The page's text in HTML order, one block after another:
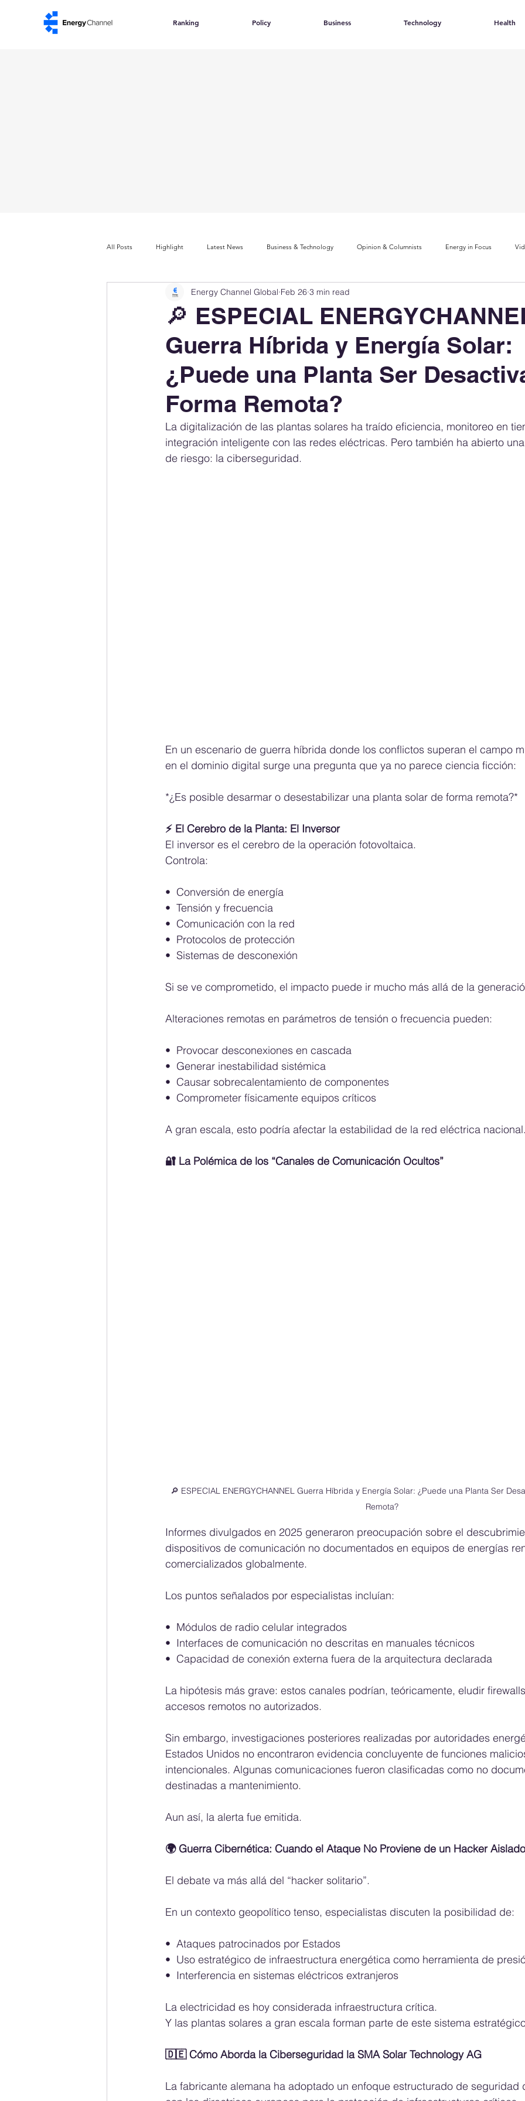
Ranking Policy Business Technology Health
All Posts Highlight Latest News Business & Technology Opinion & Columnists Energy in Focus
Company Rankings Market Leaders Innovation Index
Energy Storage Ranking United States Policy Public Policy Energy Policy Brand Perception
Regulations & Laws
Corporate Strategy
🔎 ESPECIAL
Guerra Híbrida y Energía Solar:
¿Puede una Planta Ser
Forma Remota?
Energy Channel Global Feb 26 3 min read
La digitalización de las plantas solares ha traído eficiencia, monitoreo en
integración inteligente con las redes eléctricas. Pero también ha abierto
de riesgo: la ciberseguridad.
En un escenario de guerra híbrida donde los conflictos superan el campo
en el dominio digital surge una pregunta que ya no parece ciencia ficción:
*¿Es posible desarmar o desestabilizar una planta solar de forma remota?*
⚡ El Cerebro de la Planta: El Inversor
El inversor es el cerebro de la operación fotovoltaica.
Controla:
•⁠  ⁠Conversión de energía
•⁠  ⁠Tensión y frecuencia
•⁠  ⁠Comunicación con la red
•⁠  ⁠Protocolos de protección
•⁠  ⁠Sistemas de desconexión
Si se ve comprometido, el impacto puede ir mucho más allá de la
Alteraciones remotas en parámetros de tensión o frecuencia pueden:
•⁠  ⁠Provocar desconexiones en cascada
•⁠  ⁠Generar inestabilidad sistémica
•⁠  ⁠Causar sobrecalentamiento de componentes
•⁠  ⁠Comprometer físicamente equipos críticos
A gran escala, esto podría afectar la estabilidad de la red eléctrica
🔐 La Polémica de los “Canales de Comunicación Ocultos”
🔎 ESPECIAL ENERGYCHANNEL Guerra Híbrida y Energía Solar: ¿Puede una Planta Ser
Remota?
Informes divulgados en 2025 generaron preocupación sobre el
dispositivos de comunicación no documentados en equipos de energías
comercializados globalmente.
Los puntos señalados por especialistas incluían:
•⁠  ⁠Módulos de radio celular integrados
•⁠  ⁠Interfaces de comunicación no descritas en manuales técnicos
•⁠  ⁠Capacidad de conexión externa fuera de la arquitectura declarada
La hipótesis más grave: estos canales podrían, teóricamente, eludir
accesos remotos no autorizados.
Sin embargo, investigaciones posteriores realizadas por autoridades
Estados Unidos no encontraron evidencia concluyente de funciones
intencionales. Algunas comunicaciones fueron clasificadas como no
destinadas a mantenimiento.
Aun así, la alerta fue emitida.
🌍 Guerra Cibernética: Cuando el Ataque No Proviene de un Hacker Aislado
El debate va más allá del “hacker solitario”.
En un contexto geopolítico tenso, especialistas discuten la posibilidad de:
•⁠  ⁠Ataques patrocinados por Estados
•⁠  ⁠Uso estratégico de infraestructura energética como herramienta de
•⁠  ⁠Interferencia en sistemas eléctricos extranjeros
La electricidad es hoy considerada infraestructura crítica.
Y las plantas solares a gran escala forman parte de este sistema
🇩🇪 Cómo Aborda la Ciberseguridad la SMA Solar Technology AG
La fabricante alemana ha adoptado un enfoque estructurado de